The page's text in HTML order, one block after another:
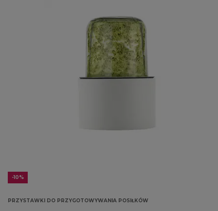
-10%
PRZYSTAWKI DO PRZYGOTOWYWANIA POSIŁKÓW